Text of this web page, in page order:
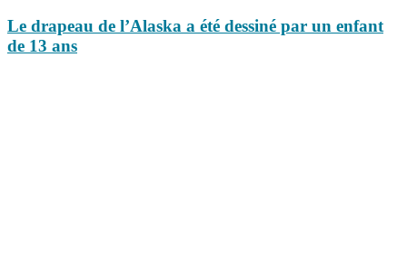
Le drapeau de l’Alaska a été dessiné par un enfant
de 13 ans